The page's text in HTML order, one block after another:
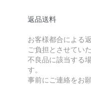
返品送料
お客様都合による
ご負担とさせてい
不良品に該当する
す。
事前にご連絡をお